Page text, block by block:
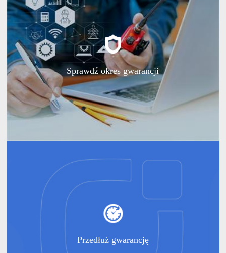
Sprawdź okres gwarancji
Przedłuż gwarancję